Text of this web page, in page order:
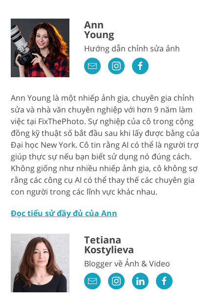
Ann
Young
Hướng dẫn chỉnh sửa ảnh
Ann Young là một nhiếp ảnh gia, chuyên gia chỉnh
sửa và nhà văn chuyên nghiệp với hơn 9 năm làm
việc tại FixThePhoto. Sự nghiệp của cô trong cộng
đồng kỹ thuật số bắt đầu sau khi lấy được bằng của
Đại học New York. Cô tin rằng AI có thể là người trợ
giúp thực sự nếu bạn biết sử dụng nó đúng cách.
Không giống như nhiều nhiếp ảnh gia, cô không sợ
rằng các công cụ AI có thể thay thế các chuyên gia
con người trong các lĩnh vực khác nhau.
Đọc tiểu sử đầy đủ của Ann
Tetiana
Kostylieva
Blogger về Ảnh & Video